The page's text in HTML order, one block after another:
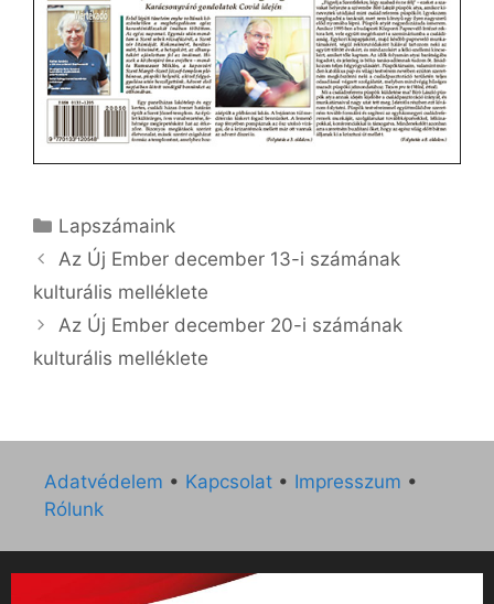
Kategória
Lapszámaink
Az Új Ember december 13-i számának
kulturális melléklete
Az Új Ember december 20-i számának
kulturális melléklete
Adatvédelem • Kapcsolat • Impresszum •
Rólunk